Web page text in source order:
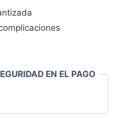
EN EL PAGO